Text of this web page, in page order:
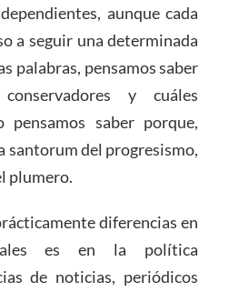
aunque cada
a seguir una determinada
palabras, pensamos saber
y cuáles
pensamos saber porque,
santorum del progresismo,
plumero.
diferencias en
es en la política
de noticias, periódicos